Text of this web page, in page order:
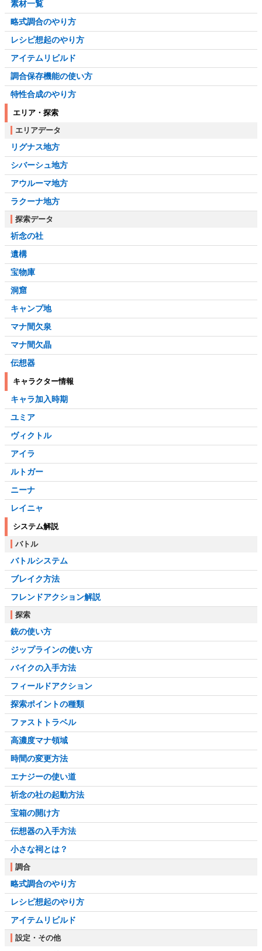
素材一覧
略式調合のやり方
レシピ想起のやり方
アイテムリビルド
調合保存機能の使い方
特性合成のやり方
エリア・探索
エリアデータ
リグナス地方
シバーシュ地方
アウルーマ地方
ラクーナ地方
探索データ
祈念の社
遺構
宝物庫
洞窟
キャンプ地
マナ間欠泉
マナ間欠晶
伝想器
キャラクター情報
キャラ加入時期
ユミア
ヴィクトル
アイラ
ルトガー
ニーナ
レイニャ
システム解説
バトル
バトルシステム
ブレイク方法
フレンドアクション解説
探索
銃の使い方
ジップラインの使い方
バイクの入手方法
フィールドアクション
探索ポイントの種類
ファストトラベル
高濃度マナ領域
時間の変更方法
エナジーの使い道
祈念の社の起動方法
宝箱の開け方
伝想器の入手方法
小さな祠とは？
調合
略式調合のやり方
レシピ想起のやり方
アイテムリビルド
設定・その他